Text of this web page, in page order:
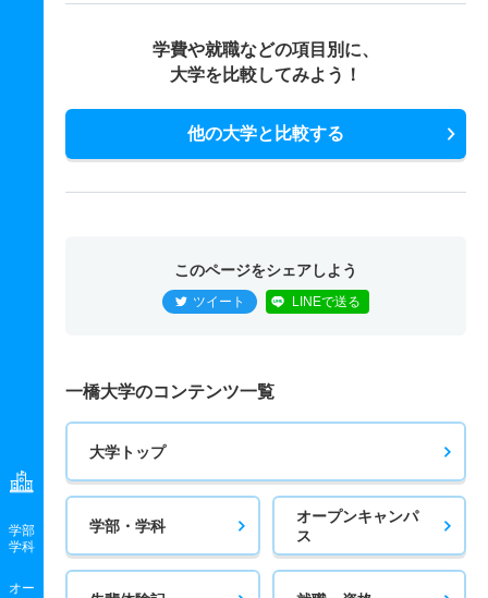
学部
学科
オー
学費や就職などの項目別に、
大学を比較してみよう！
他の大学と比較する
このページをシェアしよう
ツイート LINEで送る
一橋大学のコンテンツ一覧
大学トップ
学部・学科
オープンキャンパ
ス